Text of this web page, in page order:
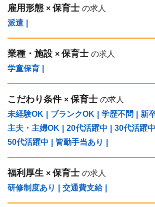
雇用形態 × 保育士 の求人
派遣
業種・施設 × 保育士 の求人
学童保育
こだわり条件 × 保育士 の求人
未経験OK
ブランクOK 学歴不問 新
主夫・主婦OK
20代活躍中 30代活躍中
50代活躍中
皆勤手当あり
福利厚生 × 保育士 の求人
研修制度あり
交通費支給